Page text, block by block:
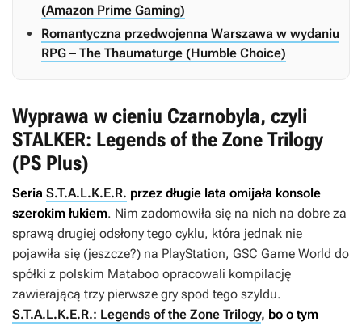
(Amazon Prime Gaming)
Romantyczna przedwojenna Warszawa w wydaniu
RPG – The Thaumaturge (Humble Choice)
Wyprawa w cieniu Czarnobyla, czyli
STALKER: Legends of the Zone Trilogy
(PS Plus)
Seria S.T.A.L.K.E.R. przez długie lata omijała konsole
szerokim łukiem. Nim zadomowiła się na nich na dobre za
sprawą drugiej odsłony tego cyklu, która jednak nie
pojawiła się (jeszcze?) na PlayStation, GSC Game World do
spółki z polskim Mataboo opracowali kompilację
zawierającą trzy pierwsze gry spod tego szyldu.
S.T.A.L.K.E.R.: Legends of the Zone Trilogy, bo o tym